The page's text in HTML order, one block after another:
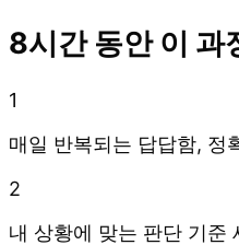
8시간 동안 이 과
1
매일 반복되는 답답함, 정
2
내 상황에 맞는 판단 기준